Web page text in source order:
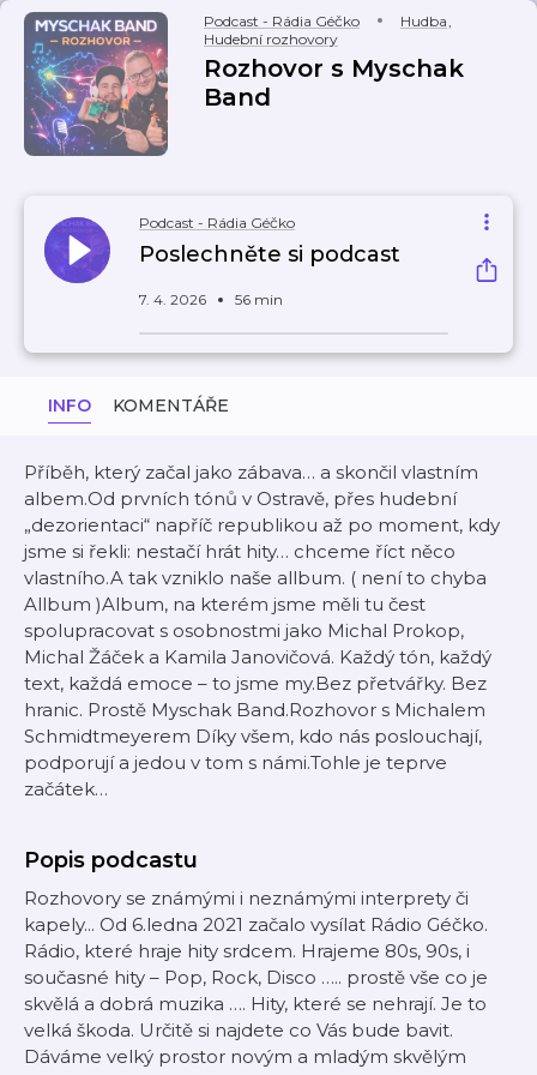
Podcast - Rádia Géčko Hudba,
Hudební rozhovory
Rozhovor s Myschak
Band
Podcast - Rádia Géčko
Poslechněte si podcast
7. 4. 2026 56 min
INFO KOMENTÁŘE
Příběh, který začal jako zábava… a skončil vlastním
albem.Od prvních tónů v Ostravě, přes hudební
„dezorientaci“ napříč republikou až po moment, kdy
jsme si řekli: nestačí hrát hity… chceme říct něco
vlastního.A tak vzniklo naše allbum. ( není to chyba
Allbum )Album, na kterém jsme měli tu čest
spolupracovat s osobnostmi jako Michal Prokop,
Michal Žáček a Kamila Janovičová. Každý tón, každý
text, každá emoce – to jsme my.Bez přetvářky. Bez
hranic. Prostě Myschak Band.Rozhovor s Michalem
Schmidtmeyerem Díky všem, kdo nás poslouchají,
podporují a jedou v tom s námi.Tohle je teprve
začátek…
Popis podcastu
Rozhovory se známými i neznámými interprety či
kapely... Od 6.ledna 2021 začalo vysílat Rádio Géčko.
Rádio, které hraje hity srdcem. Hrajeme 80s, 90s, i
současné hity – Pop, Rock, Disco ….. prostě vše co je
skvělá a dobrá muzika …. Hity, které se nehrají. Je to
velká škoda. Určitě si najdete co Vás bude bavit.
Dáváme velký prostor novým a mladým skvělým